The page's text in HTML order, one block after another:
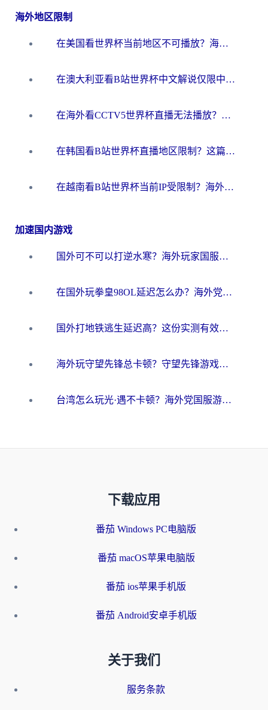
海外地区限制
在美国看世界杯当前地区不可播放？海外党体育观赛终极指南来了！
在澳大利亚看B站世界杯中文解说仅限中国大陆？这篇指南帮你打破限制看遍赛事
在海外看CCTV5世界杯直播无法播放？这篇指南让你和国内球迷同步呐喊
在韩国看B站世界杯直播地区限制？这篇指南让你告别“当前地区不可播放”
在越南看B站世界杯当前IP受限制？海外党体育观赛终极指南来了
加速国内游戏
国外可不可以打逆水寒？海外玩家国服畅玩终极指南（附漫威荒野乱斗加速方案）
在国外玩拳皇98OL延迟怎么办？海外党亲测有效的低延迟指南
国外打地铁逃生延迟高？这份实测有效的低延迟指南帮你吃鸡
海外玩守望先锋总卡顿？守望先锋游戏加速器在哪里买&避坑指南（附欧洲非洲游戏实测）
台湾怎么玩光·遇不卡顿？海外党国服游戏加速终极攻略（附实测体验）
下载应用
番茄 Windows PC电脑版
番茄 macOS苹果电脑版
番茄 ios苹果手机版
番茄 Android安卓手机版
关于我们
服务条款